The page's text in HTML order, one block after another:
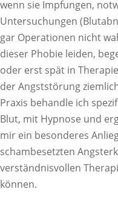
wenn sie Impfungen,
Untersuchungen
gar Operationen nicht
dieser Phobie leiden,
oder erst spät in
der Angststörung
Praxis behandle ich
Blut, mit Hypnose und
mir ein besonderes
schambesetzten
verständnisvollen
können.